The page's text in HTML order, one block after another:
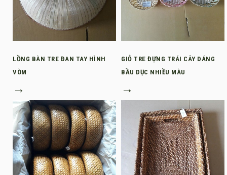
LỒNG BÀN TRE ĐAN TAY HÌNH
VÒM
→
GIỎ TRE ĐỰNG TRÁI CÂY DÁNG
BẦU DỤC NHIỀU MÀU
→